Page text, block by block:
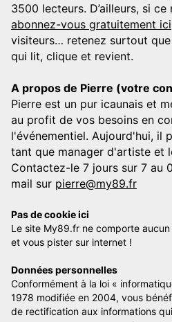
3500 lecteurs. D’ailleurs, si ce
abonnez-vous gratuitement ici
visiteurs… retenez surtout
qui lit, clique et revient.
A propos de Pierre (votre
Pierre est un pur icaunais et
au profit de vos besoins en
l'événementiel. Aujourd'hui, il
tant que manager d'artiste et
Contactez-le 7 jours sur 7 au
mail sur pierre@my89.fr
Pas de cookie ici
Le site My89.fr ne comporte
et vous pister sur internet !
Données personnelles
Conformément à la loi «
1978 modifiée en 2004, vous
de rectification aux informations